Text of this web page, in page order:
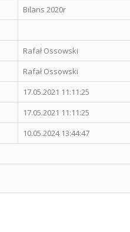
Bilans 2020r
Rafał Ossowski
Rafał Ossowski
17.05.2021 11:11:25
17.05.2021 11:11:25
10.05.2024 13:44:47